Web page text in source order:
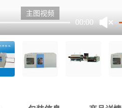
00:00
主图视频